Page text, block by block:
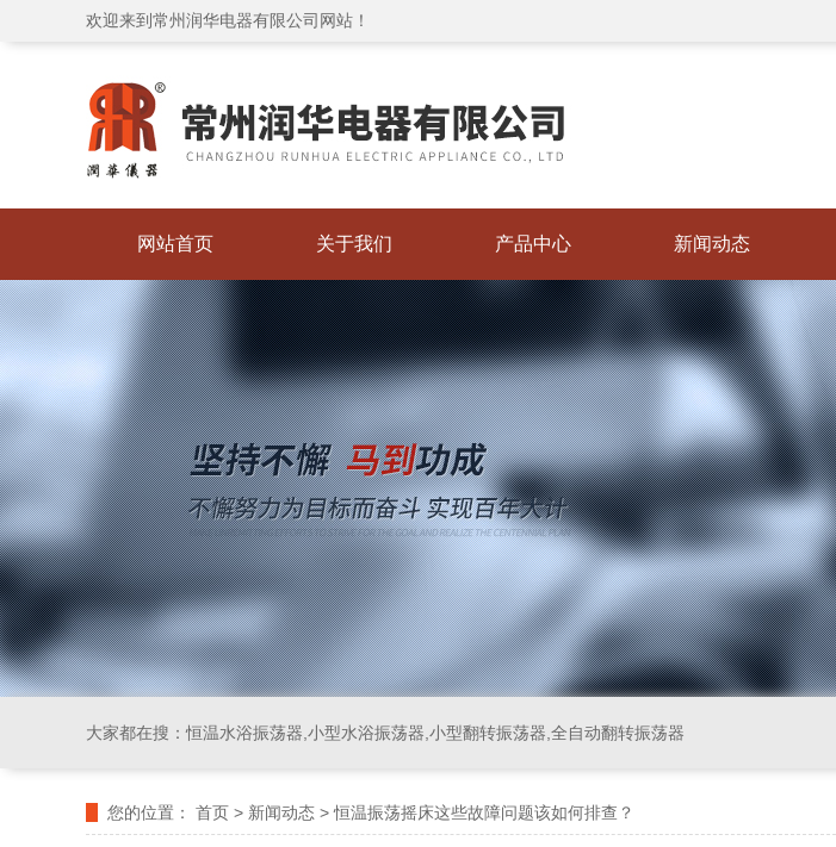
欢迎来到常州润华电器有限公司网站！
网站首页 关于我们 产品中心 新闻动态
大家都在搜：恒温水浴振荡器,小型水浴振荡器,小型翻转振荡器,全自动翻转振荡器
您的位置： 首页 > 新闻动态 >恒温振荡摇床这些故障问题该如何排查？